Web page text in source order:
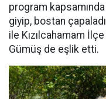
program
giyip, bostan
ile Kızılcahamam
Gümüş de eşlik etti.